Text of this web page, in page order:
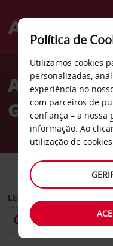
Welcome
AvisAluguer
Gales do
CARRO
LEVANTAR EM
Política de
Utilizamos cookies
personalizadas,
experiência no
com parceiros de
confiança – a nossa
informação. Ao
utilização de